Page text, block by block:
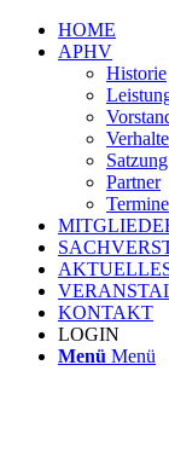
HOME
APHV
Historie
Satzung
Partner
KONTAKT
LOGIN
Menü Menü